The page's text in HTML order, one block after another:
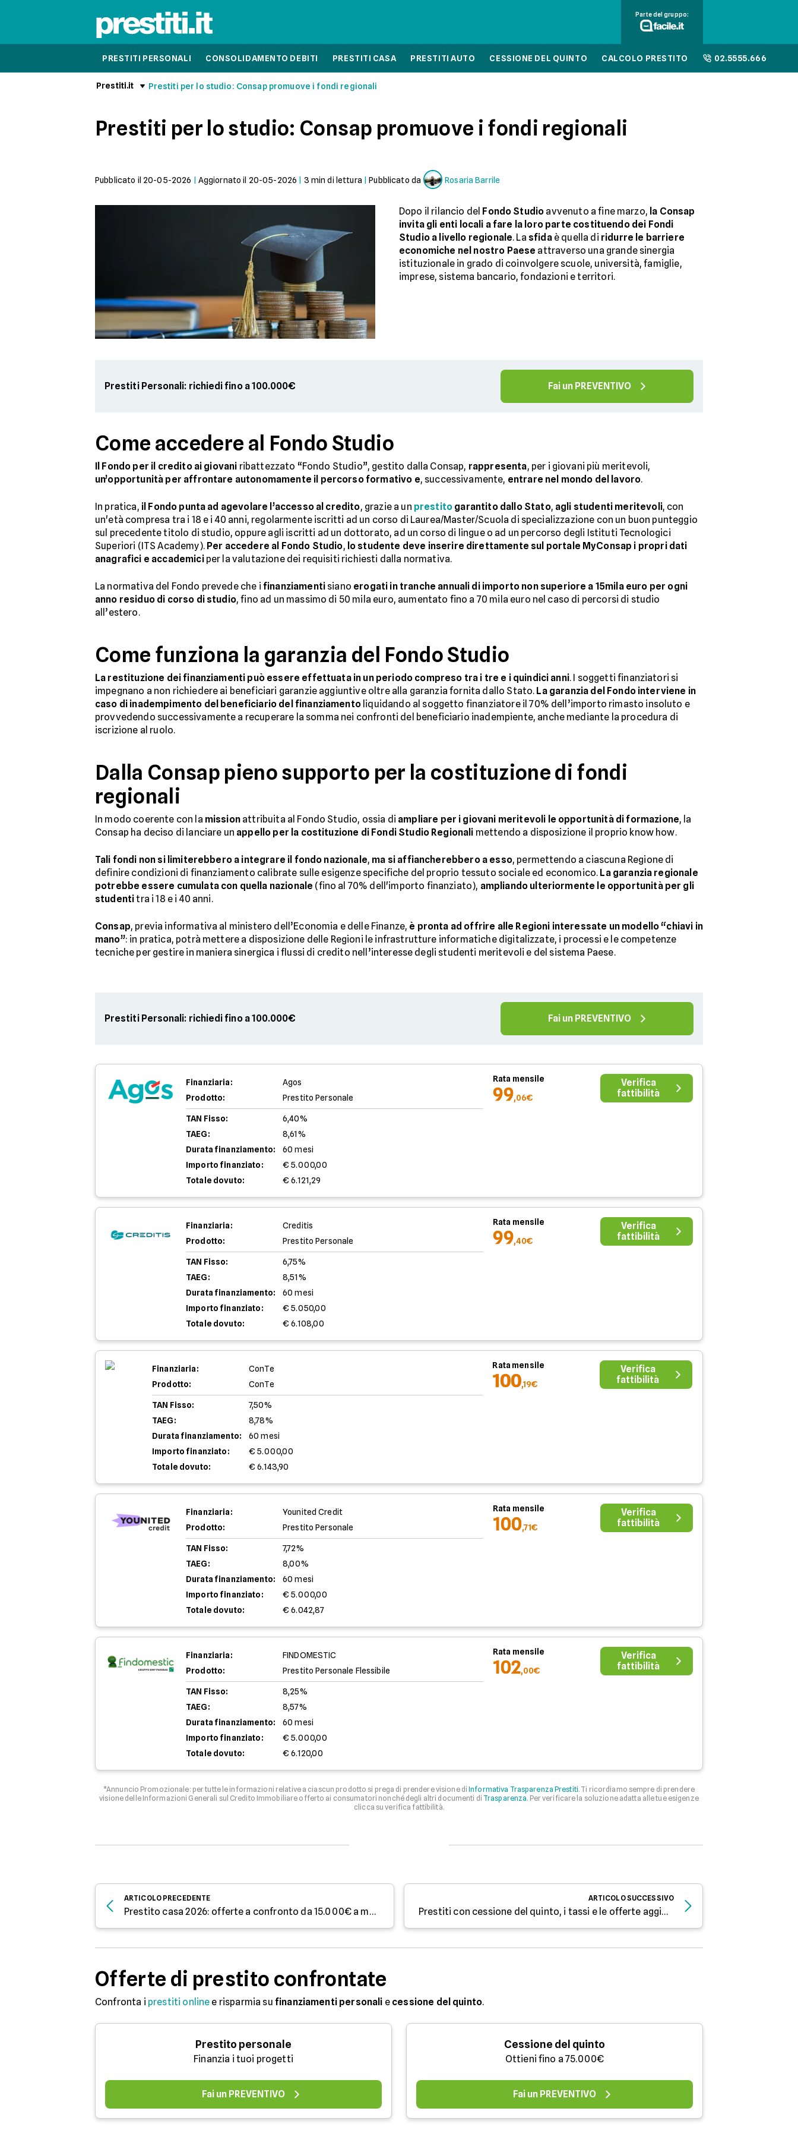
PRESTITI PERSONALI CONSOLIDAMENTO DEBITI PRESTITI CASA PRESTITI AUTO CESSIONE DEL QUINTO CALCOLO PRESTITO 02.5555.666
Parte del gruppo:
Prestiti.it Prestiti per lo studio: Consap promuove i fondi regionali
Prestiti per lo studio: Consap promuove i fondi regionali
Pubblicato il 20-05-2026 Aggiornato il 20-05-2026 3 min di lettura |Pubblicato da Rosaria Barrile
Dopo il rilancio del Fondo Studio avvenuto a fine marzo, la Consap
invita gli enti locali a fare la loro parte costituendo dei Fondi
Studio a livello regionale. La sfidaè quella di ridurre le barriere
economiche nel nostro Paese attraverso una grande sinergia
istituzionale in grado di coinvolgere scuole, università, famiglie,
imprese, sistema bancario, fondazioni e territori.
Prestiti Personali: richiedi fino a 100.000€ Fai un PREVENTIVO
Come accedere al Fondo Studio
Il Fondo per il credito ai giovani ribattezzato “Fondo Studio”, gestito dalla Consap, rappresenta, per i giovani più meritevoli,
un’opportunità per affrontare autonomamente il percorso formativo e, successivamente, entrare nel mondo del lavoro.
In pratica, il Fondo punta ad agevolare l’accesso al credito, grazie a un prestito garantito dallo Stato, agli studenti meritevoli, con
un'età compresa tra i 18 e i 40 anni, regolarmente iscritti ad un corso di Laurea/Master/Scuola di specializzazione con un buon punteggio
sul precedente titolo di studio, oppure agli iscritti ad un dottorato, ad un corso di lingue o ad un percorso degli Istituti Tecnologici
Superiori (ITS Academy). Per accedere al Fondo Studio, lo studente deve inserire direttamente sul portale MyConsap i propri dati
anagrafici e accademiciper la valutazione dei requisiti richiesti dalla normativa.
La normativa del Fondo prevede che i finanziamenti siano erogati in tranche annuali di importo non superiore a 15mila euro per ogni
anno residuo di corso di studio, fino ad un massimo di 50 mila euro, aumentato fino a 70 mila euro nel caso di percorsi di studio
all’estero.
Come funziona la garanzia del Fondo Studio
La restituzione dei finanziamenti può essere effettuata in un periodo compreso tra i tre e i quindici anni. I soggetti finanziatori si
impegnano a non richiedere ai beneficiari garanzie aggiuntive oltre alla garanzia fornita dallo Stato. La garanzia del Fondo interviene in
caso di inadempimento del beneficiario del finanziamentoliquidando al soggetto finanziatore il 70% dell’importo rimasto insoluto e
provvedendo successivamente a recuperare la somma nei confronti del beneficiario inadempiente, anche mediante la procedura di
iscrizione al ruolo.
Dalla Consap pieno supporto per la costituzione di fondi
regionali
In modo coerente con la missionattribuita al Fondo Studio, ossia di ampliare per i giovani meritevoli le opportunità di formazione, la
Consap ha deciso di lanciare un appello per la costituzione di Fondi Studio Regionali mettendo a disposizione il proprio know how.
Tali fondi non si limiterebbero a integrare il fondo nazionale, ma si affiancherebbero a esso, permettendo a ciascuna Regione di
definire condizioni di finanziamento calibrate sulle esigenze specifiche del proprio tessuto sociale ed economico. La garanzia regionale
potrebbe essere cumulata con quella nazionale (fino al 70% dell'importo finanziato), ampliando ulteriormente le opportunità per gli
studentitra i 18 e i 40 anni.
Consap, previa informativa al ministero dell’Economia e delle Finanze, è pronta ad offrire alle Regioni interessate un modello “chiavi in
mano”: in pratica, potrà mettere a disposizione delle Regioni le infrastrutture informatiche digitalizzate, i processi e le competenze
tecniche per gestire in maniera sinergica i flussi di credito nell’interesse degli studenti meritevoli e del sistema Paese.
Prestiti Personali: richiedi fino a 100.000€ Fai un PREVENTIVO
Finanziaria:
Agos
Prodotto:
Prestito Personale
TAN Fisso:
6,40%
TAEG:
8,61%
Durata finanziamento:
60 mesi
Importo finanziato:
€ 5.000,00
Totale dovuto:
€ 6.121,29
Rata mensile
99,06€
Verifica
fattibilità
Finanziaria:
Creditis
Prodotto:
Prestito Personale
TAN Fisso:
6,75%
TAEG:
8,51%
Durata finanziamento:
60 mesi
Importo finanziato:
€ 5.050,00
Totale dovuto:
€ 6.108,00
Rata mensile
99,40€
Verifica
fattibilità
Finanziaria:
ConTe
Prodotto:
ConTe
TAN Fisso:
7,50%
TAEG:
8,78%
Durata finanziamento:
60 mesi
Importo finanziato:
€ 5.000,00
Totale dovuto:
€ 6.143,90
Rata mensile
100,19€
Verifica
fattibilità
Finanziaria:
Younited Credit
Prodotto:
Prestito Personale
TAN Fisso:
7,72%
TAEG:
8,00%
Durata finanziamento:
60 mesi
Importo finanziato:
€ 5.000,00
Totale dovuto:
€ 6.042,87
Rata mensile
100,71€
Verifica
fattibilità
Finanziaria:
FINDOMESTIC
Prodotto:
Prestito Personale Flessibile
TAN Fisso:
8,25%
TAEG:
8,57%
Durata finanziamento:
60 mesi
Importo finanziato:
€ 5.000,00
Totale dovuto:
€ 6.120,00
Rata mensile
102,00€
Verifica
fattibilità
*Annuncio Promozionale: per tutte le informazioni relative a ciascun prodotto si prega di prendere visione diInformativa Trasparenza Prestiti. Ti ricordiamo sempre di prendere
visione delle Informazioni Generali sul Credito Immobiliare offerto ai consumatori nonché degli altri documenti di Trasparenza. Per verificare la soluzione adatta alle tue esigenze
clicca su verifica fattibilità.
ARTICOLO PRECEDENTE
Prestito casa 2026: offerte a confronto da 15.000€ a maggio
ARTICOLOSUCCESSIVO
Prestiti con cessione del quinto, i tassi e le offerte aggiornate a maggio 2026
Offerte di prestito confrontate
Confronta i prestiti online e risparmia su finanziamenti personali e cessione del quinto.
Prestito personale
Finanzia i tuoi progetti
Fai un PREVENTIVO
Cessione del quinto
Ottieni fino a 75.000€
Fai un PREVENTIVO